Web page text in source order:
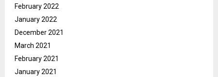
February 2022
January 2022
December 2021
March 2021
February 2021
January 2021